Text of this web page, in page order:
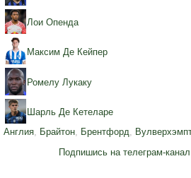
Лои Опенда
Максим Де Кейпер
Ромелу Лукаку
Шарль Де Кетеларе
Англия, Брайтон, Брентфорд,
Подпишись на телеграм-